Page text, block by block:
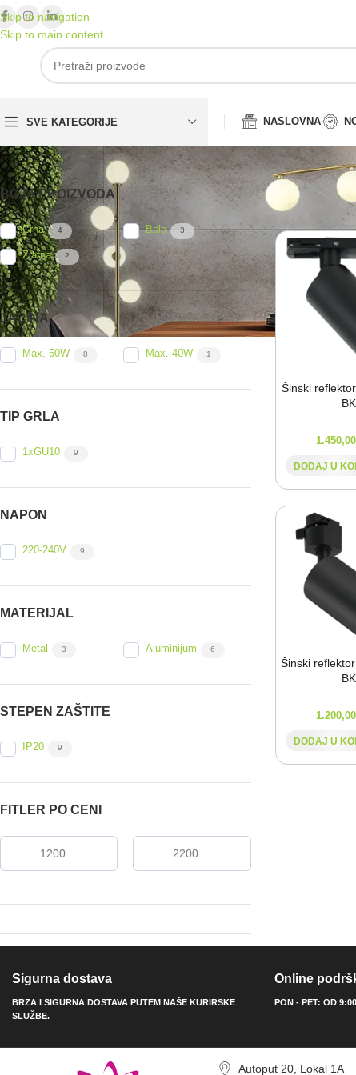
Skip to navigation
Skip to main content
SVE KATEGORIJE NASLOVNA
BOJA PROIZVODA
Crna 4 Bela 3
Zlatna 2
JAČINA
Max. 50W 8 Max. 40W 1
TIP GRLA
1xGU10 9
NAPON
220-240V 9
MATERIJAL
Metal 3 Aluminijum 6
STEPEN ZAŠTITE
IP20 9
FITLER PO CENI
Početna
Šinski
BK
1.450,00
DODAJ U
Šinski
BK
1.200,00
DODAJ U
Sigurna dostava
BRZA I SIGURNA DOSTAVA PUTEM NAŠE KURIRSKE
SLUŽBE.
Online
PON - PET: OD
Autoput 20, Lokal 1A